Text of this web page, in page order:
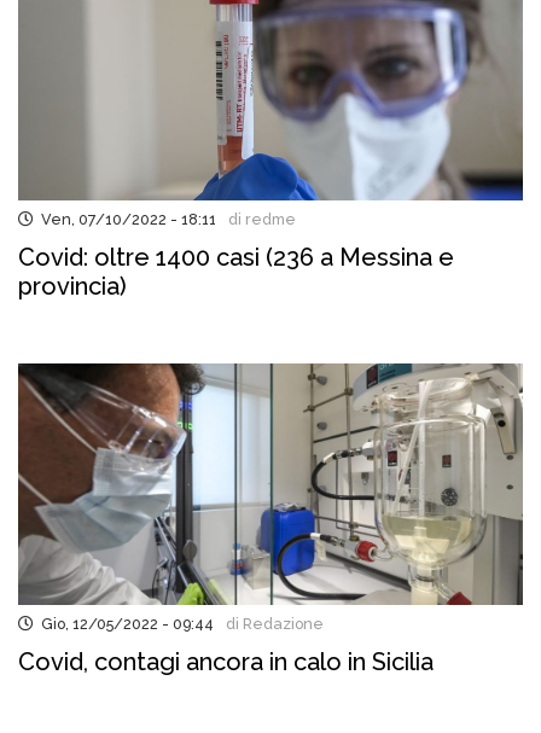
Ven, 07/10/2022 - 18:11 di redme
Covid: oltre 1400 casi (236 a Messina e
provincia)
Gio, 12/05/2022 - 09:44 di Redazione
Covid, contagi ancora in calo in Sicilia